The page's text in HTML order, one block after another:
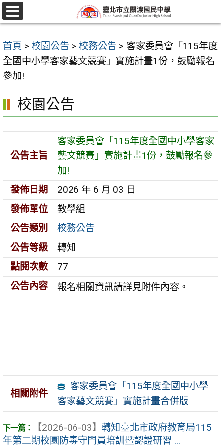
跳
至
要
內
容
選
單
首頁 > 校園公告 > 校務公告 > 客家委員會「115年度
全國中小學客家藝文競賽」實施計畫1份，鼓勵報名
參加!
校園公告
公告主旨
客家委員會「115年度全國中小學客家
藝文競賽」實施計畫1份，鼓勵報名參
加!
發佈日期
2026 年 6 月 03 日
發佈單位
教學組
公告類別
校務公告
公告等級
轉知
點閱次數
77
公告內容
報名相關資訊請詳見附件內容。
相關附件
客家委員會「115年度全國中小學
客家藝文競賽」實施計畫合併版
【2026-06-03】 轉知臺北市政府教育局115
年第二期校園防毒守門員培訓暨認證研習 ...